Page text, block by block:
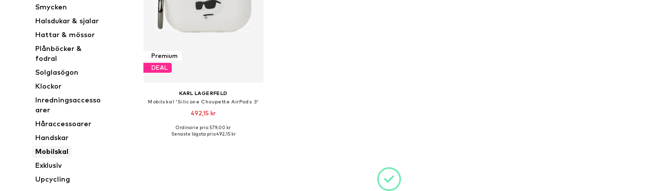
Smycken
Halsdukar & sjalar
Hattar & mössor
Plånböcker &
fodral
Solglasögon
Klockor
Inredningsaccesso
arer
Håraccessoarer
Handskar
Mobilskal
Exklusiv
Upcycling
Premium
DEAL
KARL LAGERFELD
Mobilskal 'Silicone Choupette AirPods 3'
492,15 kr
Tillgängliga storlekar: One Size
Ordinarie pris: 579,00 kr
Senaste lägsta pris:492,15 kr